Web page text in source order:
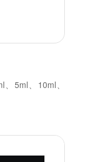
5ml、10ml、